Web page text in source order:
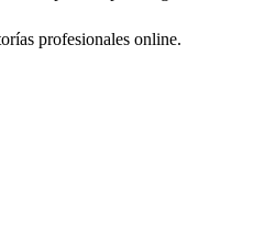
profesionales online.